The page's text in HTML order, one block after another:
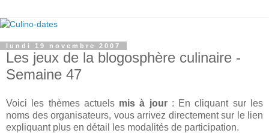
lundi 19 novembre 2007
Les jeux de la blogosphère culinaire -
Semaine 47
Voici les thèmes actuels mis à jour: En cliquant sur les
noms des organisateurs, vous arrivez directement sur le lien
expliquant plus en détail les modalités de participation.